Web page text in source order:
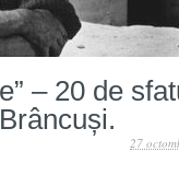
– 20 de
27